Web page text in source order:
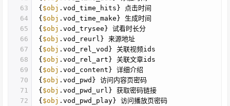
63
64
65
66
67
68
69
70
71
72
{$obj .vod_time_hits} 点击时间
{$obj .vod_time_make} 生成时间
{$obj .vod_trysee} 试看时长分
{$obj .vod_reurl} 来源地址
{$obj .vod_rel_vod} 关联视频ids
{$obj .vod_rel_art} 关联文章ids
{$obj .vod_content} 详细介绍
{$obj .vod_pwd} 访问内容页密码
{$obj .vod_pwd_url} 获取密码链接
{$obj .vod_pwd_play} 访问播放页密码